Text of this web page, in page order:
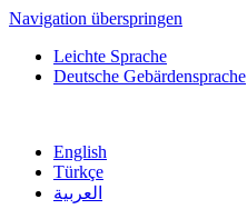
Navigation überspringen
Leichte Sprache
Deutsche Gebärdensprache
English
Türkçe
العربية